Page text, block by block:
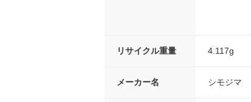
リサイクル重量 4.117g
メーカー名 シモジマ